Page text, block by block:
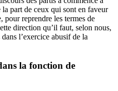
part de ceux qui sont en faveur
pour reprendre les termes de
direction qu’il faut, selon nous,
l’exercice abusif de la
la fonction de